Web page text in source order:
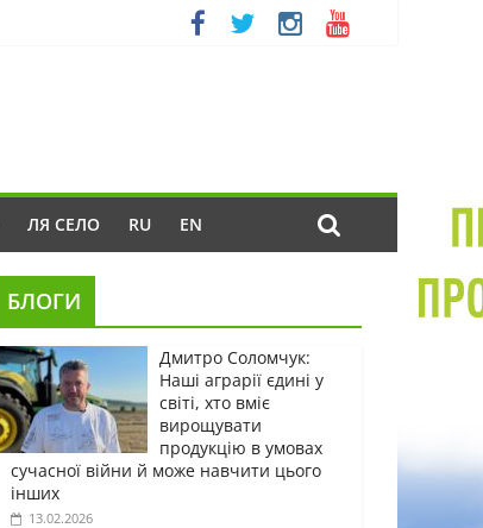
ЛЯ СЕЛО RU EN
БЛОГИ
Дмитро Соломчук:
Наші аграрії єдині у
світі, хто вміє
вирощувати
продукцію в умовах
сучасної війни й може навчити цього
інших
13.02.2026